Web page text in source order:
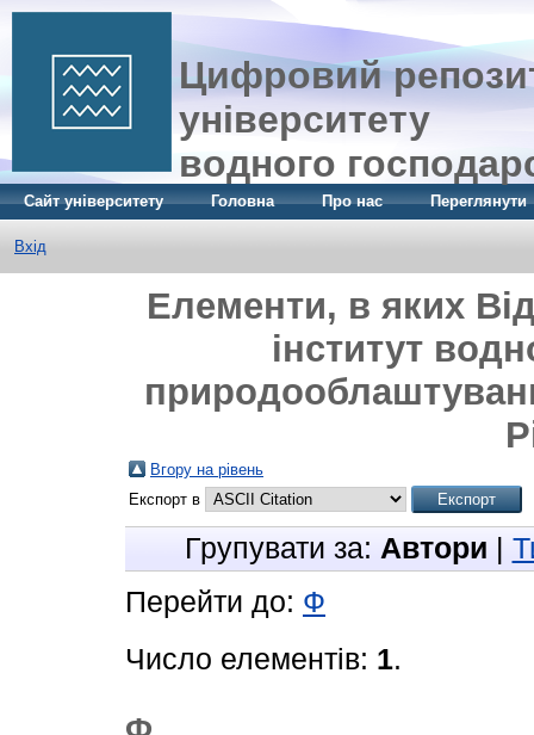
Цифровий
університету
водного
Сайт університету Головна Про нас Переглянути
Вхід
Елементи, в яких
інститут
Вгору на рівень
Експорт в
Групувати за: Автори
Перейти до: Ф
Число елементів: 1.